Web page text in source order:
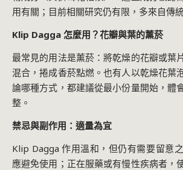
用有關；目前相關研究仍有限，多來自傳
Klip Dagga 怎麼用？花瓣與葉的薰菸
最常見的用法是薰菸：將乾燥的花瓣或葉
混合，捲成香菸點燃。也有人以乾燥花葉
論哪種方式，都建議從最小份量開始，體
整。
禁忌與副作用：適量為宜
Klip Dagga 作用溫和，但仍有需要留意
應避免使用；正在服藥或有慢性疾病者，